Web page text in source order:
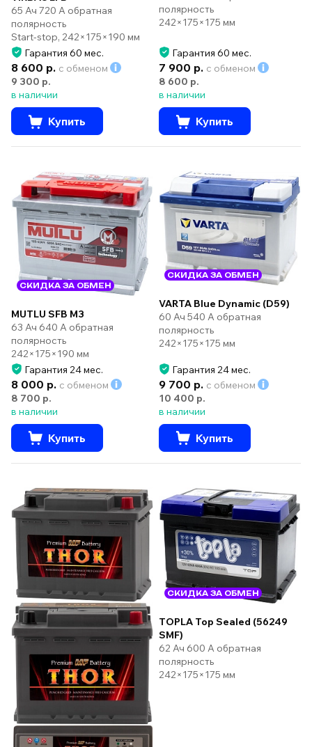
65 Ач 720 А обратная
полярность
Start-stop, 242×175×190 мм
Гарантия 60 мес.
8 600 р. с обменом
9 300 р.
в наличии
Купить
полярность
242×175×175 мм
Гарантия 60 мес.
7 900 р. с обменом
8 600 р.
в наличии
Купить
СКИДКА ЗА ОБМЕН
MUTLU SFB M3
63 Ач 640 А обратная
полярность
242×175×190 мм
Гарантия 24 мес.
8 000 р. с обменом
8 700 р.
в наличии
Купить
СКИДКА ЗА ОБМЕН
VARTA Blue Dynamic (D59)
60 Ач 540 А обратная
полярность
242×175×175 мм
Гарантия 24 мес.
9 700 р. с обменом
10 400 р.
в наличии
Купить
СКИДКА ЗА ОБМЕН
TOPLA Top Sealed (56249
SMF)
62 Ач 600 А обратная
полярность
242×175×175 мм